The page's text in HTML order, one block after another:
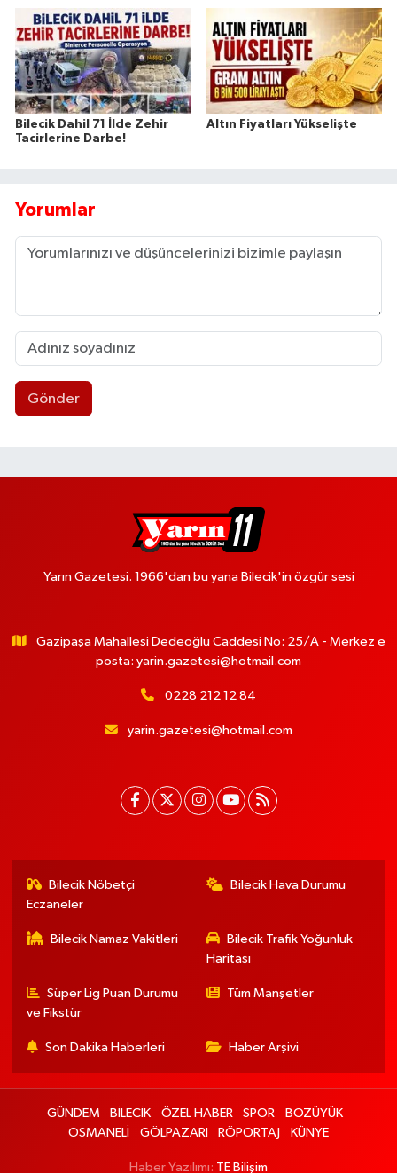
Bilecik Dahil 71 İlde Zehir
Tacirlerine Darbe!
Altın Fiyatları Yükselişte
Yorumlar
Gönder
Yarın Gazetesi. 1966'dan bu yana Bilecik'in özgür sesi
Gazipaşa Mahallesi Dedeoğlu Caddesi No: 25/A - Merkez e
posta: yarin.gazetesi@hotmail.com
0228 212 12 84
yarin.gazetesi@hotmail.com
Bilecik Nöbetçi
Eczaneler
Bilecik Hava Durumu
Bilecik Namaz Vakitleri
Bilecik Trafik Yoğunluk
Haritası
Süper Lig Puan Durumu
ve Fikstür
Tüm Manşetler
Son Dakika Haberleri Haber Arşivi
GÜNDEM BİLECİK ÖZEL HABER SPOR
BOZÜYÜK
OSMANELİ
GÖLPAZARI RÖPORTAJ KÜNYE
Haber Yazılımı: TE Bilişim